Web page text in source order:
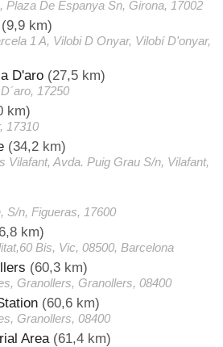
Plaza De Espanya Sn, Girona, 17002
(9,9 km)
1 A, Vilobi D Onyar, Vilobí D'onyar,
D'aro (27,5 km)
17250
km)
17310
(34,2 km)
Vilafant, Avda. Puig Grau S/n, Vilafant,
S/n, Figueras, 17600
km)
Bis, Vic, 08500, Barcelona
(60,3 km)
Granollers, Granollers, 08400
(60,6 km)
Granollers, 08400
Area (61,4 km)